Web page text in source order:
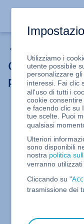
Creare un logo
progetto con
Valido per
Un logo, un
azienda o il
facilità nella
tua atività più
come creare
Generatore di
Accedi al
Utilizziamo i
utente possibile
personalizzare
interessi. Fai clic
all'uso di tutti i
cookie
e facendo clic su
tue scelte. Puoi
qualsiasi
Ulteriori
sono disponibili
nostra politica
verranno
Cliccando su "
trasmissione dei